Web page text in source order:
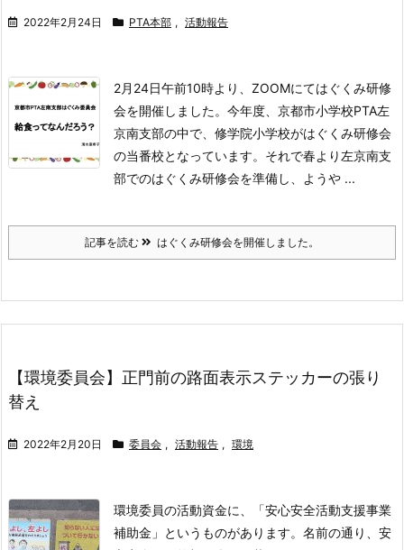
2022年2月24日 PTA本部 , 活動報告
2月24日午前10時より、ZOOMにてはぐくみ研修
会を開催しました。 今年度、京都市小学校PTA左
京南支部の中で、修学院小学校がはぐくみ研修会
の当番校となっています。それで春より左京南支
部でのはぐくみ研修会を準備し、ようや ...
記事を読む はぐくみ研修会を開催しました。
【環境委員会】正⾨前の路⾯表⽰ステッカーの張り
替え
2022年2月20日 委員会 , 活動報告 , 環境
環境委員の活動資金に、「安⼼安全活動⽀援事業
補助金」というものがあります。名前の通り、安